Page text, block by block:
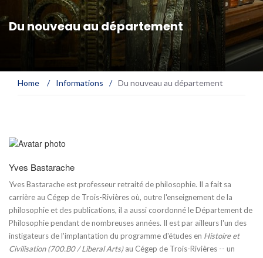
Du nouveau au département
Home / Informations / Du nouveau au département
Yves Bastarache
Yves Bastarache est professeur retraité de philosophie. Il a fait sa
carrière au Cégep de Trois-Rivières où, outre l'enseignement de la
philosophie et des publications, il a aussi coordonné le Département de
Philosophie pendant de nombreuses années. Il est par ailleurs l'un des
instigateurs de l'implantation du programme d'études en Histoire et
Civilisation (700.B0 / Liberal Arts)au Cégep de Trois-Rivières -- un